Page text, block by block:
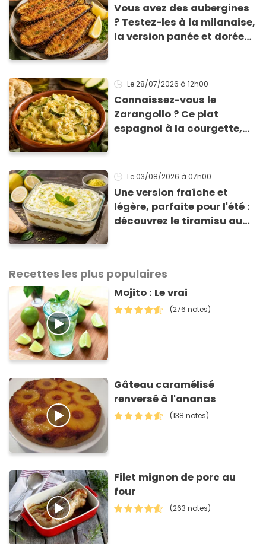
Vous avez des aubergines
? Testez-les à la milanaise,
la version panée et dorée
Le 28/07/2026 à 12h00
Connaissez-vous le
Zarangollo ? Ce plat
espagnol à la courgette,
Le 03/08/2026 à 07h00
Une version fraîche et
légère, parfaite pour l'été :
découvrez le tiramisu au
Recettes les plus populaires
Mojito : Le vrai
(276 notes)
Gâteau caramélisé
renversé à l'ananas
(138 notes)
Filet mignon de porc au
four
(263 notes)